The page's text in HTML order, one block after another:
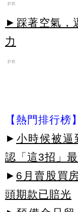
PR
►踩著空氣，
力
PR
【熱門排行榜】
► 小時候被逼
認「這3招」
► 6月賣股買
頭期款已賠光